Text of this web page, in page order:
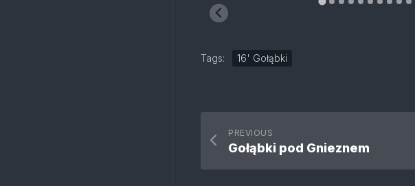
Tags: 16' Gołąbki
PREVIOUS
Gołąbki pod Gnieznem